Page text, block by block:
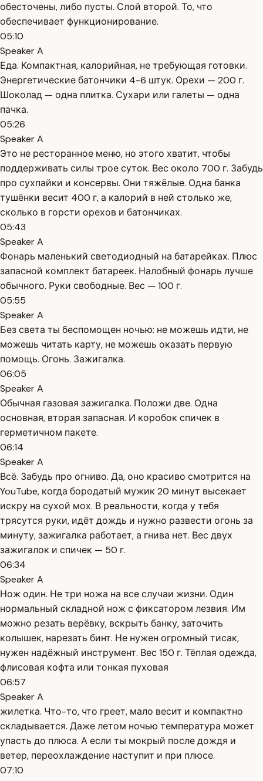
обесточены, либо пусты. Слой второй. То, что
обеспечивает функционирование.
05:10
Speaker A
Еда. Компактная, калорийная, не требующая готовки.
Энергетические батончики 4-6 штук. Орехи — 200 г.
Шоколад — одна плитка. Сухари или галеты — одна
пачка.
05:26
Speaker A
Это не ресторанное меню, но этого хватит, чтобы
поддерживать силы трое суток. Вес около 700 г. Забудь
про сухпайки и консервы. Они тяжёлые. Одна банка
тушёнки весит 400 г, а калорий в ней столько же,
сколько в горсти орехов и батончиках.
05:43
Speaker A
Фонарь маленький светодиодный на батарейках. Плюс
запасной комплект батареек. Налобный фонарь лучше
обычного. Руки свободные. Вес — 100 г.
05:55
Speaker A
Без света ты беспомощен ночью: не можешь идти, не
можешь читать карту, не можешь оказать первую
помощь. Огонь. Зажигалка.
06:05
Speaker A
Обычная газовая зажигалка. Положи две. Одна
основная, вторая запасная. И коробок спичек в
герметичном пакете.
06:14
Speaker A
Всё. Забудь про огниво. Да, оно красиво смотрится на
YouTube, когда бородатый мужик 20 минут высекает
искру на сухой мох. В реальности, когда у тебя
трясутся руки, идёт дождь и нужно развести огонь за
минуту, зажигалка работает, а гнива нет. Вес двух
зажигалок и спичек — 50 г.
06:34
Speaker A
Нож один. Не три ножа на все случаи жизни. Один
нормальный складной нож с фиксатором лезвия. Им
можно резать верёвку, вскрыть банку, заточить
колышек, нарезать бинт. Не нужен огромный тисак,
нужен надёжный инструмент. Вес 150 г. Тёплая одежда,
флисовая кофта или тонкая пуховая
06:57
Speaker A
жилетка. Что-то, что греет, мало весит и компактно
складывается. Даже летом ночью температура может
упасть до плюса. А если ты мокрый после дождя и
ветер, переохлаждение наступит и при плюсе.
07:10